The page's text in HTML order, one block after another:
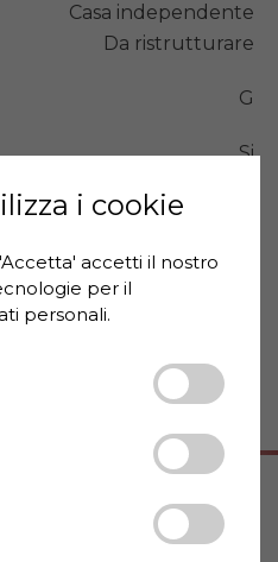
Casa independente
Da ristrutturare
G
Si
60 km
0,700 km
i cookie
accetti il ​​nostro
per il
personali.